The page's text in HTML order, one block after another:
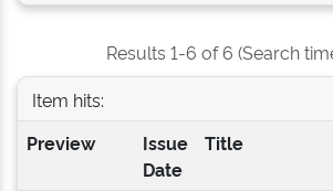
Results 1-6 of 6 (Search
Item hits:
Preview
Issue
Date
Title